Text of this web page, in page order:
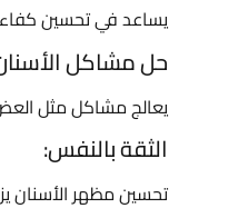
يساعد في تحسين
حل مشاكل
يعالج مشاكل مثل
الثقة بالنفس:
تحسين مظهر الأسنان